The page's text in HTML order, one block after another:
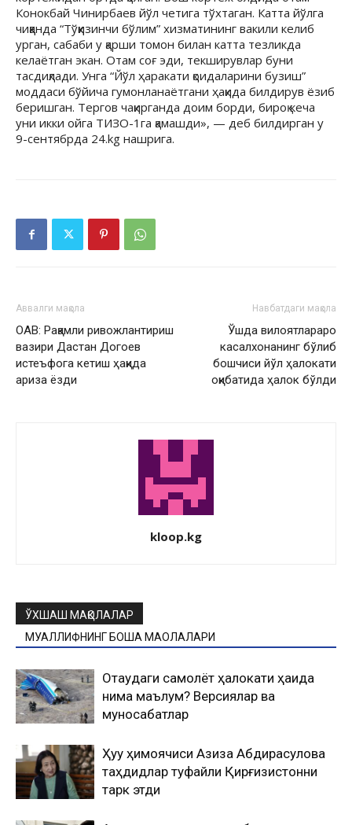
Конокбай Чинирбаев йўл четига тўхтаган. Катта йўлга
чиққанда “Тўққизинчи бўлим” хизматининг вакили келиб
урган, сабаби у қарши томон билан катта тезликда
келаётган экан. Отам соғ эди, текширувлар буни
тасдиқлади. Унга “Йўл ҳаракати қоидаларини бузиш”
моддаси бўйича гумонланаётгани ҳақида билдирув ёзиб
беришган. Тергов чақирганда доим борди, бироқ кеча
уни икки ойга ТИЗО-1га қамашди», — деб билдирган у
9-сентябрда 24.kg нашрига.
Аввалги мақола
ОАВ: Рақамли ривожлантириш
вазири Дастан Догоев
истеъфога кетиш ҳақида
ариза ёзди
Навбатдаги мақола
Ўшда вилоятлараро
касалхонанинг бўлиб
бошчиси йўл ҳалокати
оқибатида ҳалок бўлди
kloop.kg
ЎХШАШ МАҚОЛАЛАР
МУАЛЛИФНИНГ БОШҚА МАҚОЛАЛАРИ
Оқтаудаги самолёт ҳалокати ҳақида
нима маълум? Версиялар ва
муносабатлар
Ҳуқуқ ҳимоячиси Азиза Абдирасулова
таҳдидлар туфайли Қирғизистонни
тарк этди